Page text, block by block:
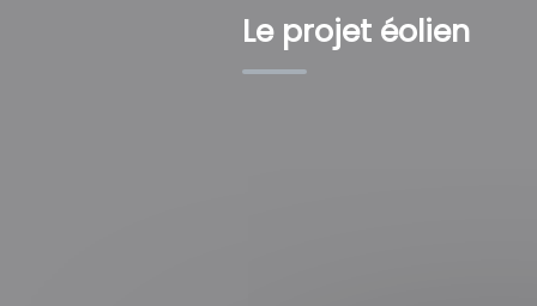
Le projet éolien